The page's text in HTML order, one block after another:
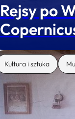
Rejsy po
Kultura i sztuka